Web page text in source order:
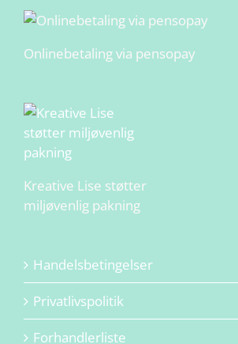
Onlinebetaling via pensopay
Kreative Lise støtter
miljøvenlig pakning
Handelsbetingelser
Privatlivspolitik
Forhandlerliste